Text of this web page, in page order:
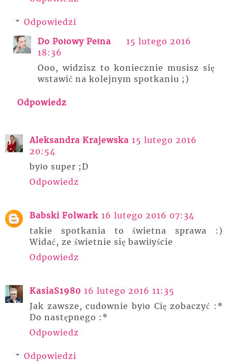
Odpowiedzi
Do Połowy Pełna
15 lutego 2016
18:36
Ooo, widzisz to koniecznie musisz się
wstawić na kolejnym spotkaniu ;)
Odpowiedz
Aleksandra Krajewska 15 lutego 2016
20:54
było super ;D
Odpowiedz
Babski Folwark 16 lutego 2016 07:34
takie spotkania to świetna sprawa :)
Widać, ze świetnie się bawiłyście
Odpowiedz
KasiaS1980 16 lutego 2016 11:35
Jak zawsze, cudownie było Cię zobaczyć :*
Do następnego :*
Odpowiedz
Odpowiedzi